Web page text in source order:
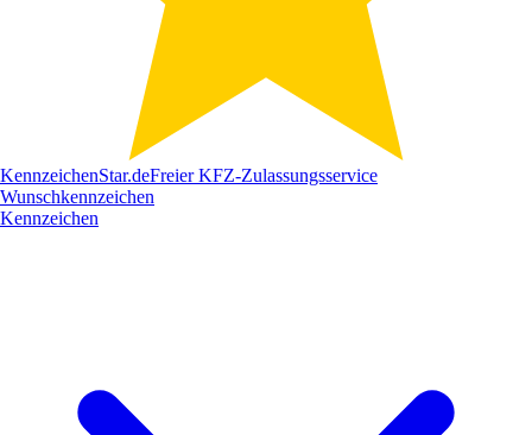
KennzeichenStar.deFreier KFZ-Zulassungsservice
Wunschkennzeichen
Kennzeichen